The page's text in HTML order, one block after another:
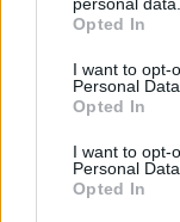
Opted In
I want to opt-
Personal Data.
Opted In
I want to opt-
Personal
Opted In